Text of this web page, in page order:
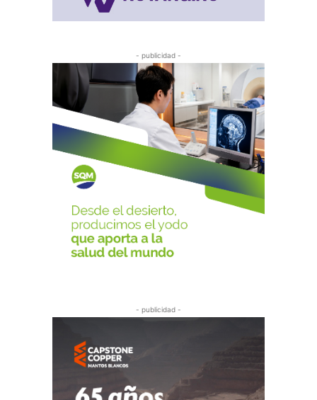
- publicidad -
- publicidad -